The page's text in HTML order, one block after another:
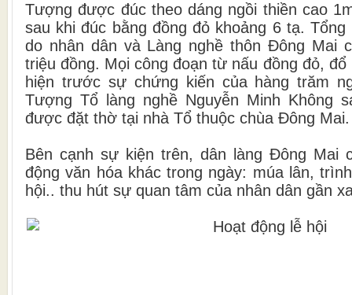
Tượng được đúc theo dáng ngồi thiền cao
sau khi đúc bằng đồng đỏ khoảng 6 tạ.
do nhân dân và Làng nghề thôn Đông Mai
triệu đồng. Mọi công đoạn từ nấu đồng đỏ,
hiện trước sự chứng kiến của hàng trăm
Tượng Tổ làng nghề Nguyễn Minh Không
được đặt thờ tại nhà Tổ thuộc chùa Đông Mai.
Bên cạnh sự kiện trên, dân làng Đông Mai
động văn hóa khác trong ngày: múa lân,
hội.. thu hút sự quan tâm của nhân dân gần